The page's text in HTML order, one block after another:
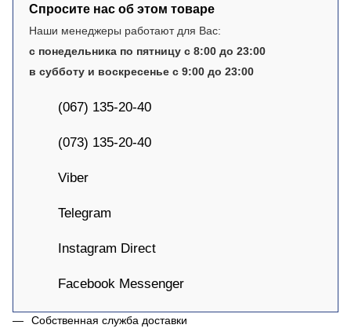
Спросите нас об этом товаре
Наши менеджеры работают для Вас:
с понедельника по пятницу с 8:00 до 23:00
в субботу и воскресенье с 9:00 до 23:00
(067) 135-20-40
(073) 135-20-40
Viber
Telegram
Instagram Direct
Facebook Messenger
Собственная служба доставки